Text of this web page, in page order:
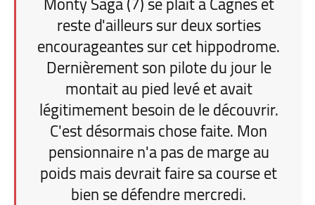
reste d'ailleurs sur deux sorties
encourageantes sur cet hippodrome.
Dernièrement son pilote du jour le
montait au pied levé et avait
légitimement besoin de le découvrir.
C'est désormais chose faite. Mon
pensionnaire n'a pas de marge au
poids mais devrait faire sa course et
bien se défendre mercredi.